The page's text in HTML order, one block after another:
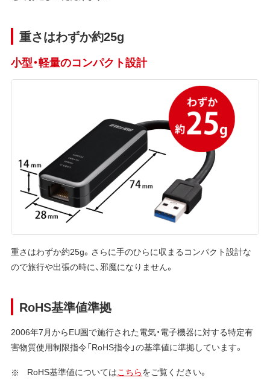
重さはわずか約25g
小型・軽量のコンパクト設計
重さはわずか約25g。さらに手のひらに収まるコンパクト設計な
ので旅行や出張の時に、邪魔になりません。
RoHS基準値準拠
2006年7月からEU圏で施行された電気・電子機器に対する特定有
害物質使用制限指令「RoHS指令」の基準値に準拠しています。
RoHS基準値についてはこちらをご覧ください。